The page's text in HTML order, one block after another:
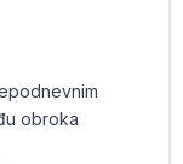
obroka